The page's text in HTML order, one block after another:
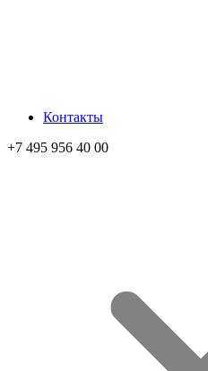
Контакты
+7 495 956 40 00